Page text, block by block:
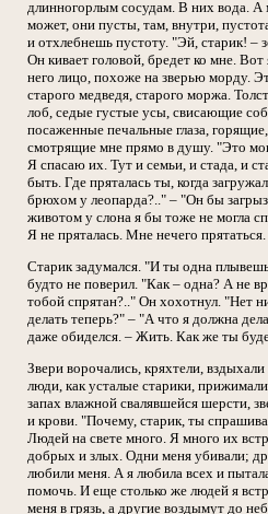
длинногорлым сосудам. В них вода.
может, они пусты, там, внутри,
и отхлебнешь пустоту. "Эй, старик! –
Он кивает головой, бредет ко мне.
него лицо, похоже на зверью морду.
старого медведя, старого моржа.
лоб, седые густые усы, свисающие
посаженные печальные глаза,
смотрящие мне прямо в душу. "Это
Я спасаю их. Тут и семьи, и стада, и
быть. Где пряталась ты, когда
брюхом у леопарда?.." – "Он бы
животом у слона я бы тоже не могла
Я не пряталась. Мне нечего
Старик задумался. "И ты одна
будто не поверил. "Как – одна? А не
тобой спрятан?.." Он хохотнул. "Нет
делать теперь?" – "А что я должна
даже обиделся. – Жить. Как же ты
Звери ворочались, кряхтели,
люди, как усталые старики,
запах влажной свалявшейся шерсти,
и крови. "Почему, старик, ты
Людей на свете много. Я много их
добрых и злых. Одни меня убивали;
любили меня. А я любила всех и
помочь. И еще столько же людей я
меня в грязь, а другие воздымут до